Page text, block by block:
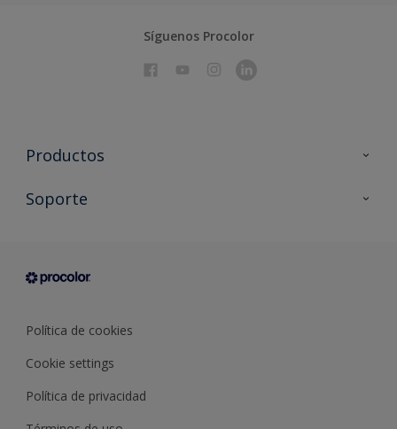
Síguenos Procolor
Productos
Todos los productos
Condiciones generales de venta
Soporte
Sobre Procolor
Política de cookies
Cookie settings
Política de privacidad